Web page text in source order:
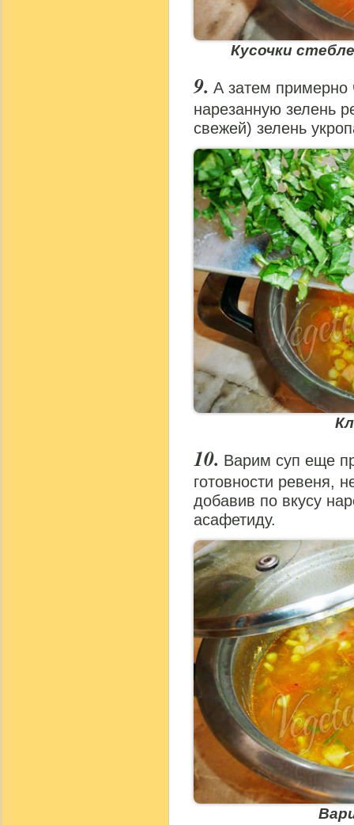
Кусочки
А затем примерно
нарезанную зелень
свежей) зелень
Варим суп еще
готовности ревеня,
добавив по вкусу
асафетиду.